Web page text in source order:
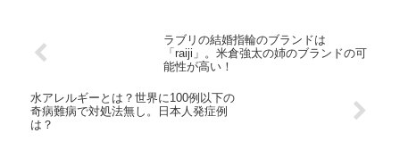
ラブリの結婚指輪のブランドは
「raiji」。米倉強太の姉のブランドの可
能性が高い！
水アレルギーとは？世界に100例以下の
奇病難病で対処法無し。日本人発症例
は？